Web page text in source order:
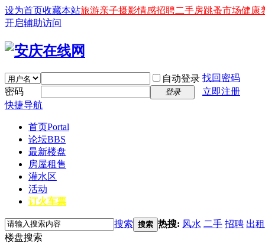
设为首页收藏本站旅游亲子摄影情感招聘二手房跳蚤市场健康
开启辅助访问
自动登录 找回密码
密码
登录
立即注册
快捷导航
首页Portal
论坛BBS
最新楼盘
房屋租售
灌水区
活动
订火车票
搜索 搜索 热搜: 风水 二手 招聘 出租
楼盘搜索